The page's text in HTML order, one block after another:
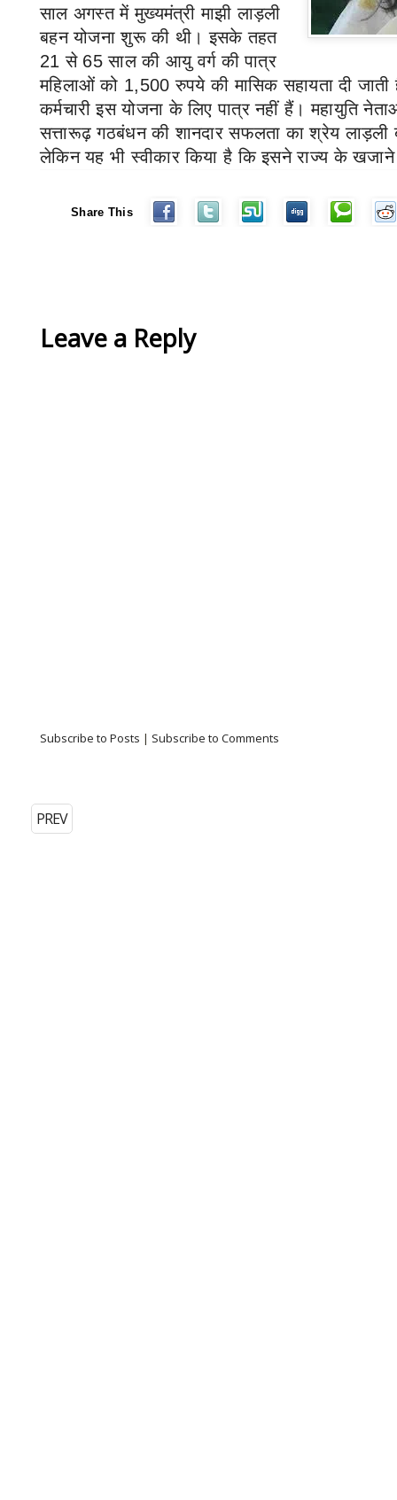
साल अगस्त में मुख्यमंत्री माझी लाड़ली
बहन योजना शुरू की थी। इसके तहत
21से 65साल की आयु वर्ग की पात्र
महिलाओं को 1,500रुपये की मासिक सहायता दी
कर्मचारी इस योजना के लिए पात्र नहीं हैं। महायुति
सत्तारूढ़ गठबंधन की शानदार सफलता का श्रेय लाड़ली
लेकिन यह भी स्वीकार किया है कि इसने राज्य के खजाने
Share This
Leave a Reply
Subscribe to Posts | Subscribe to Comments
PREV